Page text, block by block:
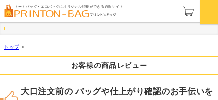
トートバッグ・エコバッグにオリジナル印刷ができる通販サイト
トップ >
お客様の商品レビュー
大口注文前の バッグや仕上がり確認のお手伝いを